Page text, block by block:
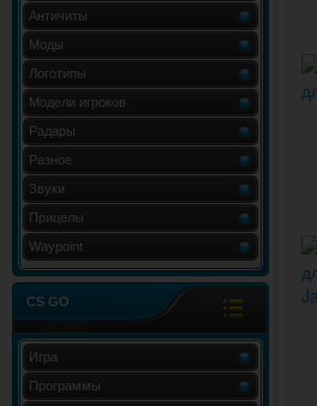
Античиты
Моды
Логотипы
Модели игроков
Радары
Разное
Звуки
Прицелы
Waypoint
CS GO
Игра
Программы